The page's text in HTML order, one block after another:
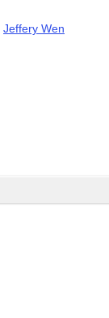
Jeffery Wen